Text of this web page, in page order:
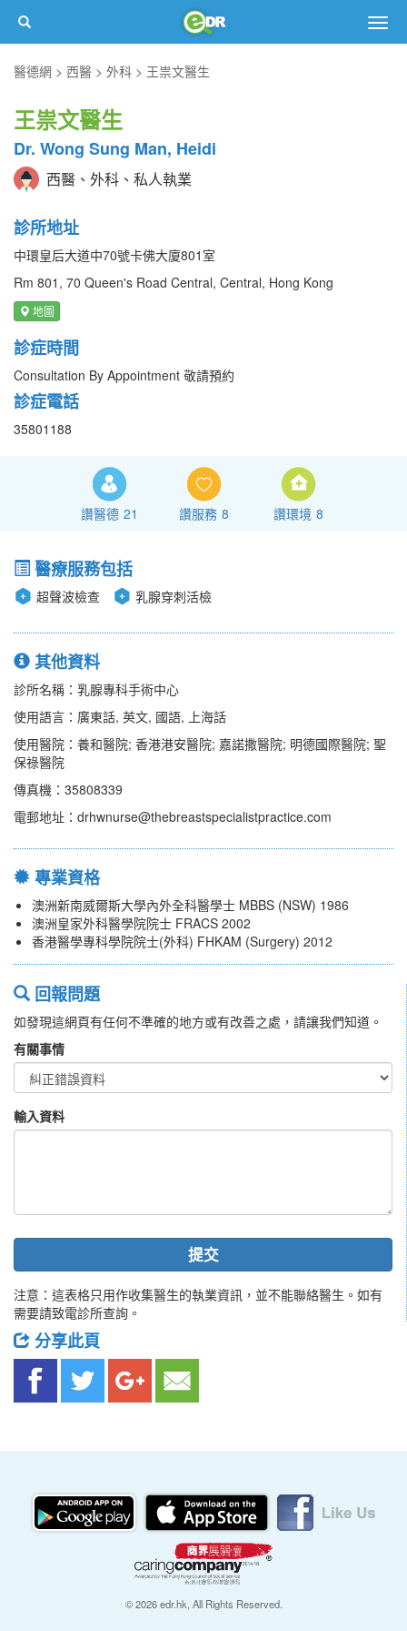
醫德網
西醫 外科 王祟文醫生
王祟文醫生
Dr. Wong Sung Man, Heidi
西醫、外科、私人執業
診所地址
中環皇后大道中70號卡佛大廈801室
Rm 801, 70 Queen's Road Central, Central, Hong Kong
地圖
診症時間
Consultation By Appointment 敬請預約
診症電話
35801188
讚醫德 21 讚服務 8 讚環境 8
醫療服務包括
超聲波檢查 乳腺穿刺活檢
其他資料
診所名稱：乳腺專科手術中心
使用語言：廣東話, 英文, 國語, 上海話
使用醫院：養和醫院; 香港港安醫院; 嘉諾撒醫院; 明德國際醫院; 聖
保祿醫院
傳真機：35808339
電郵地址：drhwnurse@thebreastspecialistpractice.com
專業資格
澳洲新南威爾斯大學內外全科醫學士 MBBS (NSW) 1986
澳洲皇家外科醫學院院士 FRACS 2002
香港醫學專科學院院士(外科) FHKAM (Surgery) 2012
回報問題
如發現這網頁有任何不準確的地方或有改善之處，請讓我們知道。
有關事情
輸入資料
提交
注意：這表格只用作收集醫生的執業資訊，並不能聯絡醫生。如有
需要請致電診所查詢。
分享此頁
© 2026 edr.hk, All Rights Reserved.